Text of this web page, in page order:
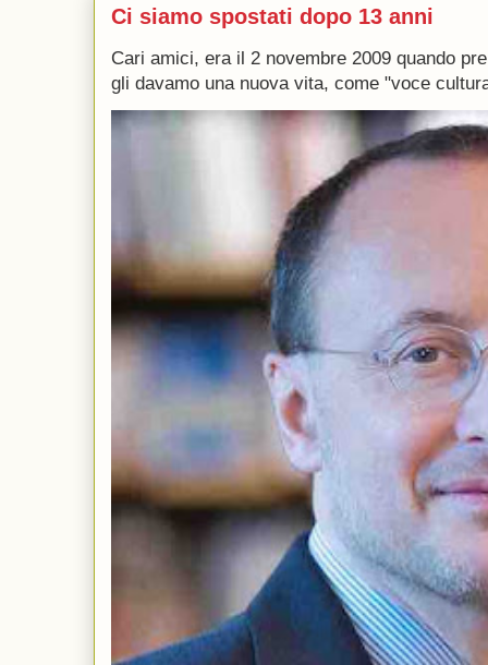
Ci siamo spostati dopo 13 anni
Cari amici, era il 2 novembre 2009 quando
gli davamo una nuova vita, come "voce